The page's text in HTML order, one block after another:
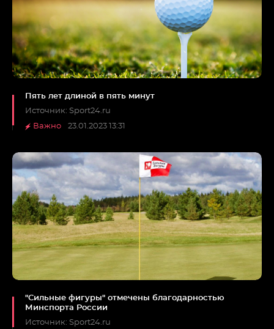
Пять лет длиной в пять минут
Источник: Sport24.ru
Важно
23.01.2023 13:31
"Сильные фигуры" отмечены благодарностью
Минспорта России
Источник: Sport24.ru